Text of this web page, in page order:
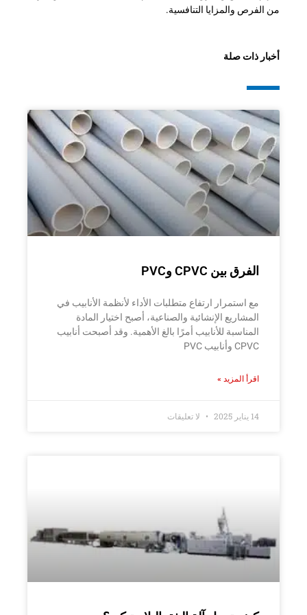
من الفرص والمزايا التنافسية.
أخبار ذات صلة
الفرق بين CPVC وPVC
مع استمرار ارتفاع متطلبات الأداء لأنظمة الأنابيب في
المشاريع الإنشائية والصناعية، أصبح اختيار المادة
المناسبة للأنابيب أمرًا بالغ الأهمية. وقد أصبحت أنابيب
CPVC وأنابيب PVC
اقرأ المزيد »
14 يناير 2025 لا تعليقات
الصفحةالصفحةالصفحةالصفحة